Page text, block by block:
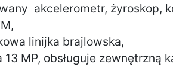
akcelerometr, żyroskop,
linijka brajlowska,
13 MP, obsługuje zewnętrzną